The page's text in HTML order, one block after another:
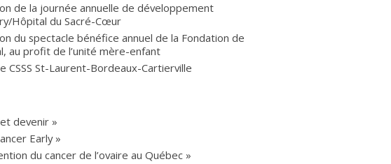
de la journée annuelle de développement
Hôpital du Sacré-Cœur
du spectacle bénéfice annuel de la Fondation de
au profit de l’unité mère-enfant
CSSS St-Laurent-Bordeaux-Cartierville
devenir »
Early »
du cancer de l’ovaire au Québec »